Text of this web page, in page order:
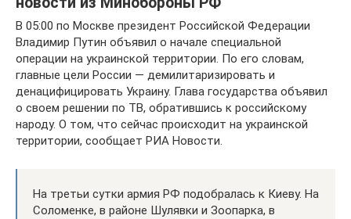
В 05:00 по Москве президент Российской Федерации
Владимир Путин объявил о начале специальной
операции на украинской территории. По его словам,
главные цели России — демилитаризировать и
денацифицировать Украину. Глава государства объявил
о своем решении по ТВ, обратившись к российскому
народу. О том, что сейчас происходит на украинской
территории, сообщает РИА Новости.
На третьи сутки армия РФ подобралась к Киеву. На
Соломенке, в районе Шулявки и Зоопарка, в